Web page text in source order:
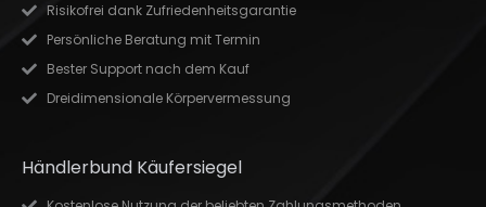
Risikofrei dank Zufriedenheitsgarantie
Persönliche Beratung mit Termin
Bester Support nach dem Kauf
Dreidimensionale Körpervermessung
Händlerbund Käufersiegel